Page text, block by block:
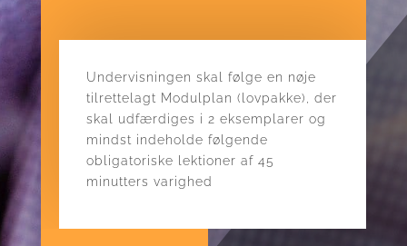
Undervisningen skal følge en nøje
tilrettelagt Modulplan (lovpakke), der
skal udfærdiges i 2 eksemplarer og
mindst indeholde følgende
obligatoriske lektioner af 45
minutters varighed